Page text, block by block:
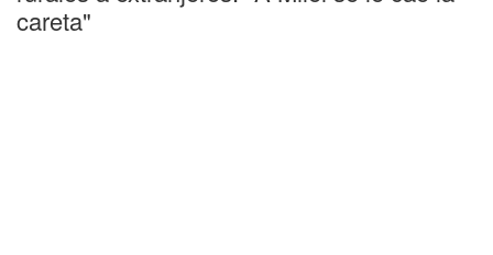
careta"